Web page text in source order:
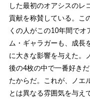
した最初のオアシスのレ
貢献を称賛している。こ
くの人がこの10年間で
ム・ギャラガーも、成長
に大きな影響を与えた。
後の4枚の中で一番好き
たからだ。これが、ノエ
とは異なる雰囲気を与え